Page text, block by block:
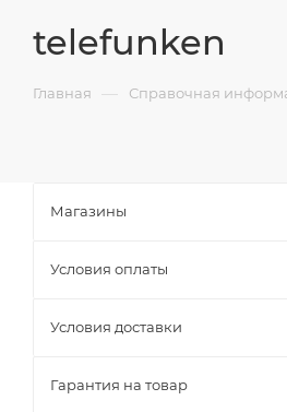
telefunken
Главная — Справочная
Магазины
Условия оплаты
Условия доставки
Гарантия на товар